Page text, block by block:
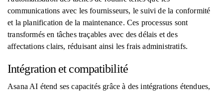
communications avec les fournisseurs, le suivi de la conformité
et la planification de la maintenance. Ces processus sont
transformés en tâches traçables avec des délais et des
affectations clairs, réduisant ainsi les frais administratifs.
Intégration et compatibilité
Asana AI étend ses capacités grâce à des intégrations étendues,